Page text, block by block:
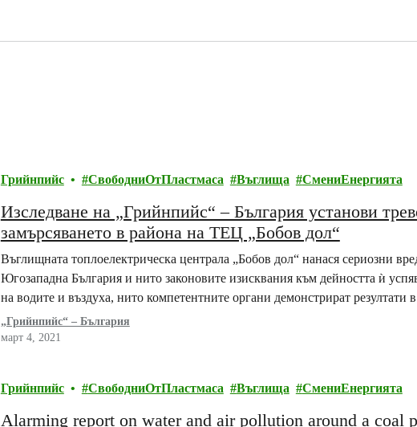
Грийнпийс СвободниОтПластмаса Въглища СмениЕнергията
Изследване на „Грийнпийс“ – България установи
замърсяването в района на ТЕЦ „Бобов дол“
Въглищната топлоелектрическа централа „Бобов дол“ нанася сериозни
Югозападна България и нито законовите изисквания към дейността ѝ
на водите и въздуха, нито компетентните органи демонстрират резултати
„Грийнпийс“ – България
март 4, 2021
Грийнпийс СвободниОтПластмаса Въглища СмениЕнергията
Alarming report on water and air pollution around a coal